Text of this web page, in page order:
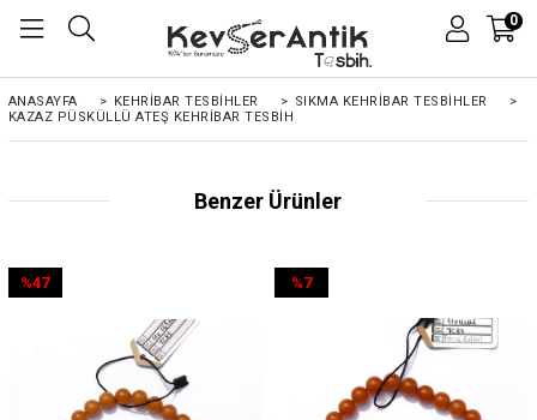
0
ANASAYFA > KEHRIBAR TESBIHLER > SIKMA KEHRİBAR TESBİHLER
>
KAZAZ PÜSKÜLLÜ ATEŞ KEHRIBAR TESBIH
Benzer Ürünler
%47
%7